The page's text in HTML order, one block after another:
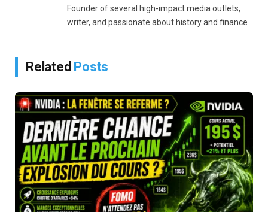
Founder of several high-impact media outlets,
writer, and passionate about history and finance
Related Posts